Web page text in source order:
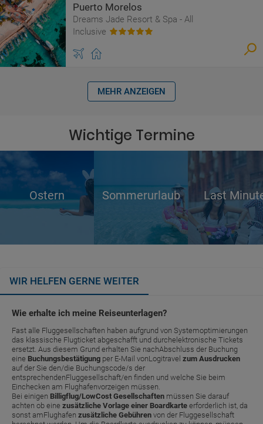
Puerto Morelos
Dreams Jade Resort & Spa - All
Inclusive
MEHR ANZEIGEN
Wichtige Termine
Ostern Sommerurlaub Last
WIR HELFEN GERNE WEITER
Wie erhalte ich meine Reiseunterlagen?
Fast alle Fluggesellschaften haben aufgrund von Systemoptimierungen
das klassische Flugticket abgeschafft und durchelektronische Tickets
ersetzt. Aus diesem Grund erhalten Sie nachAbschluss der Buchung
eine Buchungsbestätigung per E-Mail vonLogitravel zum Ausdrucken
auf der Sie den/die Buchungscode/s der
entsprechendenFluggesellschaft/en finden und welche Sie beim
Einchecken am Flughafenvorzeigen müssen.
Bei einigen Billigflug/LowCost Gesellschaften müssen Sie darauf
achten ob eine zusätzliche Vorlage einer Boardkarte erforderlich ist, da
sonst amFlughafen zusätzliche Gebühren von der Fluggesellschaft